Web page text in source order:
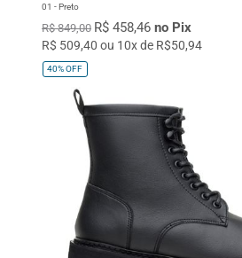
01 - Preto
R$ 849,00 R$ 458,46 no Pix
R$ 509,40 ou 10x de R$50,94
40%OFF